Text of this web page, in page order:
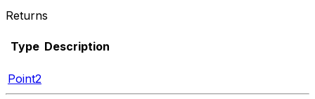
Returns
Type Description
Point2